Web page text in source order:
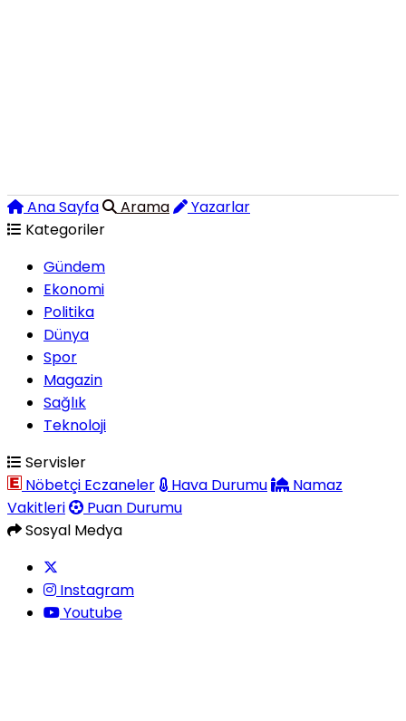
Ana Sayfa Arama
Yazarlar
Kategoriler
Gündem
Ekonomi
Politika
Dünya
Spor
Magazin
Sağlık
Teknoloji
Servisler
Nöbetçi Eczaneler
Hava Durumu
Namaz
Vakitleri
Puan Durumu
Sosyal Medya
Instagram
Youtube